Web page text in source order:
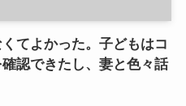
てよかった。子どもはコ
認できたし、妻と色々話